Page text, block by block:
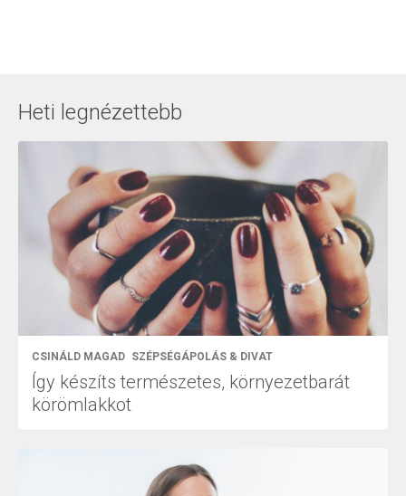
Heti legnézettebb
CSINÁLD MAGAD SZÉPSÉGÁPOLÁS & DIVAT
Így készíts természetes, környezetbarát
körömlakkot